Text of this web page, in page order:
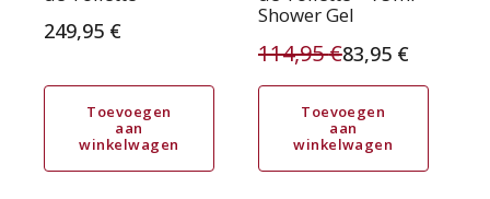
249,95 €
Toevoegen
aan
winkelwagen
Shower Gel
114,95€
Oorspronkelijke
was:
83,95 €
Huidige
Toevoegen
aan
winkelwagen